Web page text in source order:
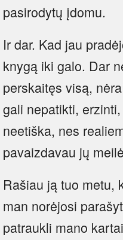
pasirodytų įdomu.
Ir dar. Kad jau
knygą iki galo. Dar
perskaitęs visą,
gali nepatikti,
neetiška, nes
pavaizdavau jų
Rašiau ją tuo metu,
man norėjosi
patraukli mano